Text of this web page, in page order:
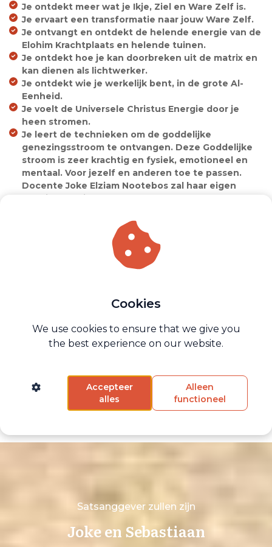
Je ontdekt meer wat je Ikje, Ziel en Ware Zelf is.
Je ervaart een transformatie naar jouw Ware Zelf.
Je ontvangt en ontdekt de helende energie van de
Elohim Krachtplaats en helende tuinen.
Je ontdekt hoe je kan doorbreken uit de matrix en
kan dienen als lichtwerker.
Je ontdekt wie je werkelijk bent, in de grote Al-
Eenheid.
Je voelt de Universele Christus Energie door je
heen stromen.
Je leert de technieken om de goddelijke
genezingsstroom te ontvangen. Deze Goddelijke
stroom is zeer krachtig en fysiek, emotioneel en
mentaal. Voor jezelf en anderen toe te passen.
Docente Joke Elziam Nootebos zal haar eigen
ervaring daarin delen.
beperkingen van je ik matrix heen brengen.
met jezelf en je Ware Potentieel.
Onder leiding van ervaren docenten ga je op
ontdekkingsreis naar een leven innon-dualiteit, weg
Geef je hier op voor deze dag
Satsanggever zullen zijn
Joke en Sebastiaan
Cookies
We use cookies to ensure that we give you
the best experience on our website.
Alleen
functioneel
Accepteer
alles